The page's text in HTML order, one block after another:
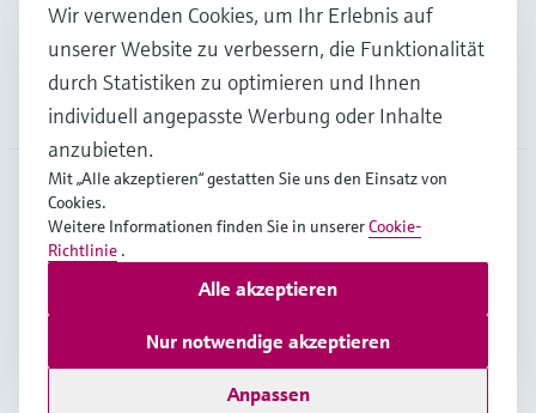
Support
Unternehmen
DEU•Deutsch
Copyright © Endress+Hauser Group Services AG
NutzungsbedingungenDatenschutz
Rechtliches und AGB Deutschland
Wir verwenden Cookies, um Ihr Erlebnis auf
unserer Website zu verbessern, die Funktionalität
durch Statistiken zu optimieren und Ihnen
individuell angepasste Werbung oder Inhalte
anzubieten.
Mit „Alle akzeptieren“ gestatten Sie uns den Einsatz von
Cookies.
Weitere Informationen finden Sie in unsererCookie-
Richtlinie .
Anpassen
Nur notwendige akzeptieren
Alle akzeptieren